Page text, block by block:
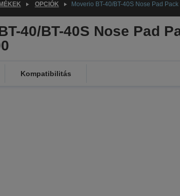
OPCIÓK Moverio BT-40/BT-40S Nose Pad
40/BT-40S Nose Pad
Kompatibilitás